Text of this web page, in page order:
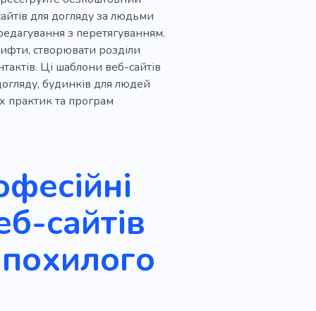
для догляду за людьми
з перетягуванням.
створювати розділи
Ці шаблони веб-сайтів
будинків для людей
практик та програм
сайтів